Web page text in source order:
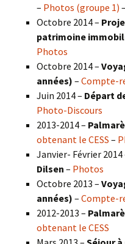
– Photos (groupe 1) –
Octobre 2014 –
patrimoine
Photos
Octobre 2014 –
années) – Compte-
Juin 2014 – Départ
Photo-Discours
2013-2014 –
obtenant le CESS –
Janvier- Février 2014
Dilsen – Photos
Octobre 2013 –
années) – Compte-
2012-2013 –
obtenant le CESS